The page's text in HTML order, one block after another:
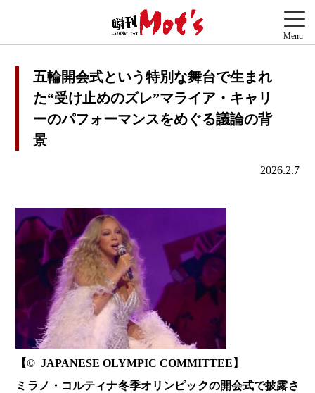
五輪開会式という特別な舞台で生まれ
た“受け止めのズレ”マライア・キャリ
ーのパフォーマンスをめぐる議論の背
景
2026.2.7
【© JAPANESE OLYMPIC COMMITTEE】
ミラノ・コルティナ冬季オリンピックの開会式で披露さ